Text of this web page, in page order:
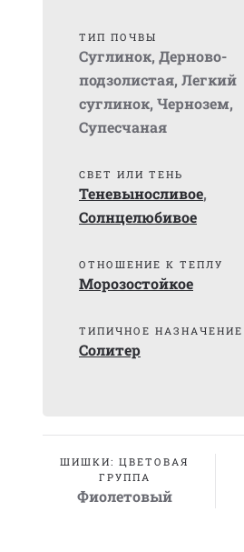
ТИП ПОЧВЫ
Суглинок, Дерново-
подзолистая, Легкий
суглинок, Чернозем,
Супесчаная
СВЕТ ИЛИ ТЕНЬ
Теневыносливое,
Солнцелюбивое
ОТНОШЕНИЕ К ТЕПЛУ
Морозостойкое
ТИПИЧНОЕ НАЗНАЧЕНИЕ
Солитер
ШИШКИ: ЦВЕТОВАЯ
ГРУППА
Фиолетовый